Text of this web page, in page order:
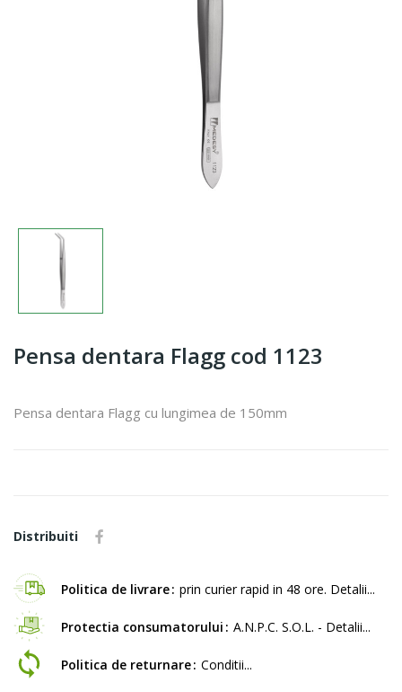
Pensa dentara Flagg cod 1123
Pensa dentara Flagg cu lungimea de 150mm
Distribuiti
Politica de livrare prin curier rapid in 48 ore. Detalii...
Protectia consumatorului A.N.P.C. S.O.L. - Detalii...
Politica de returnare Conditii...